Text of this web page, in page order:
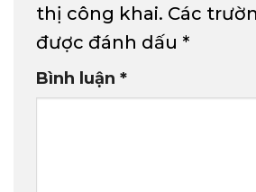
thị công khai. Các
được đánh dấu *
Bình luận *